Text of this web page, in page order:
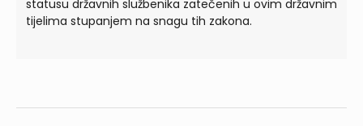
statusu državnih službenika zatečenih u ovim državnim
tijelima stupanjem na snagu tih zakona.